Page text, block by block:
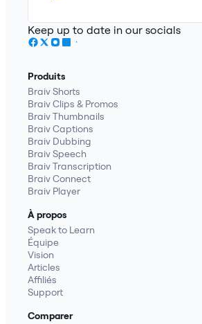
Keep up to date in our socials
Produits
Braiv Shorts
Braiv Clips & Promos
Braiv Thumbnails
Braiv Captions
Braiv Dubbing
Braiv Speech
Braiv Transcription
Braiv Connect
Braiv Player
À propos
Speak to Learn
Équipe
Vision
Articles
Affiliés
Support
Comparer